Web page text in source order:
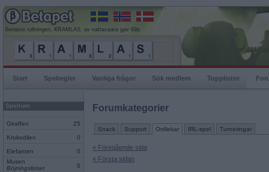
Senaste rullningen, KRAMLAS, av nattavaara gav 69p
Start Spelregler Vanliga frågor Sök medlem Topplistor
Spelrum
Giraffen 25
Krokodilen 0
Elefanten
0
Musen
Böjningslistan
0
Forumkategorier
Snack Support Ordlekar IRL-spel Turneringar
« Föregående sida
« Första sidan